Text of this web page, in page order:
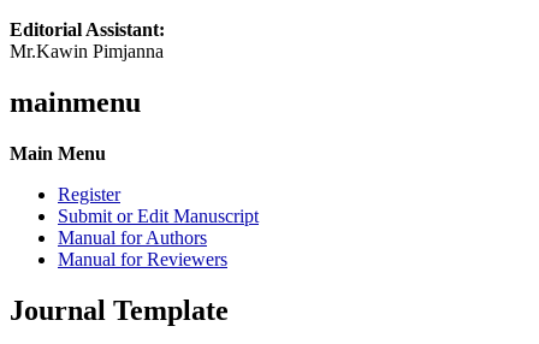
Editorial Assistant:
Mr.Kawin Pimjanna
mainmenu
Main Menu
Register
Submit or Edit Manuscript
Manual for Authors
Manual for Reviewers
Journal Template